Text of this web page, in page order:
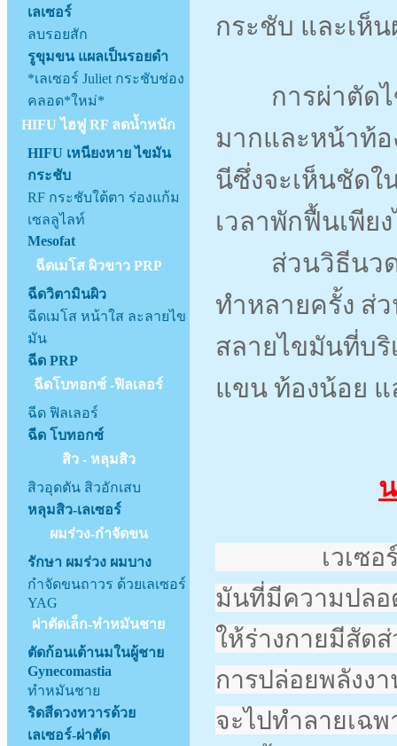
เลเซอร์
ลบรอยสัก
รูขุมขน แผลเป็นรอยดำ
*เลเซอร์ Juliet กระชับช่อง
คลอด*ใหม่*
HIFU ไฮฟู RF ลดน้ำหนัก
HIFU เหนียงหาย ไขมัน
กระชับ
RF กระชับใต้ตา ร่องแก้ม
เซลลูไลท์
Mesofat
ฉีดเมโส ผิวขาว PRP
ฉีดวิตามินผิว
ฉีดเมโส หน้าใส ละลายไข
มัน
ฉีด PRP
ฉีดโบทอกซ์ -ฟิลเลอร์
ฉีด ฟิลเลอร์
ฉีด โบทอกซ์
สิว - หลุมสิว
สิวอุดตัน สิวอักเสบ
หลุมสิว-เลเซอร์
ผมร่วง-กำจัดขน
รักษา ผมร่วง ผมบาง
กำจัดขนถาวร ด้วยเลเซอร์
YAG
ผ่าตัดเล็ก-ทำหมันชาย
ตัดก้อนเต้านมในผู้ชาย
Gynecomastia
ทำหมันชาย
ริดสีดวงทวารด้วย
เลเซอร์-ผ่าตัด
กระชับ และเห็
การผ่าตัดไข
มากและหน้าท้
นีซึ่งจะเห็นชัดใ
เวลาพักฟื้นเพีย
ส่วนวิธีนวดด้
ทำหลายครั้ง ส่
สลายไขมันที่บ
แขน ท้องน้อย
เวเซอร์
มันที่มีความปลอ
ให้ร่างกายมีสัด
การปล่อยพลังง
จะไปทำลายเฉ